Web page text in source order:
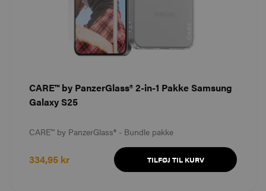
CARE™ by PanzerGlass® 2-in-1 Pakke Samsung
Galaxy S25
CARE™ by PanzerGlass® - Bundle pakke
334,95 kr TILFØJ TIL KURV